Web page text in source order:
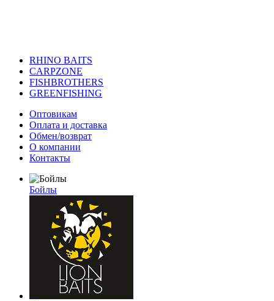
RHINO BAITS
CARPZONE
FISHBROTHERS
GREENFISHING
Оптовикам
Оплата и доставка
Обмен/возврат
О компании
Контакты
Бойлы